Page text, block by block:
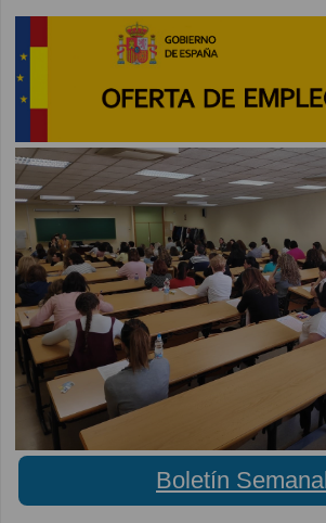
Boletín Semanal